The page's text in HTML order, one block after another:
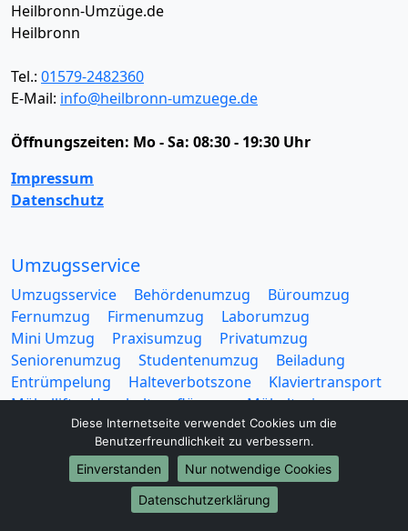
Heilbronn-Umzüge.de
Heilbronn
Tel.: 01579-2482360
E-Mail: info@heilbronn-umzuege.de
Öffnungszeiten: Mo - Sa: 08:30 - 19:30 Uhr
Impressum
Datenschutz
Umzugsservice
Umzugsservice Behördenumzug
Büroumzug
Fernumzug
Firmenumzug
Laborumzug
Mini Umzug
Praxisumzug
Privatumzug
Seniorenumzug
Studentenumzug
Beiladung
Entrümpelung
Halteverbotszone
Klaviertransport
Möbellift
Haushaltsauflösung
Möbeltaxi
Möbelmitfahrzentrale
Umzugskartons
Diese Internetseite verwendet Cookies um die
Benutzerfreundlichkeit zu verbessern.
Einverstanden
Nur notwendige Cookies
Datenschutzerklärung